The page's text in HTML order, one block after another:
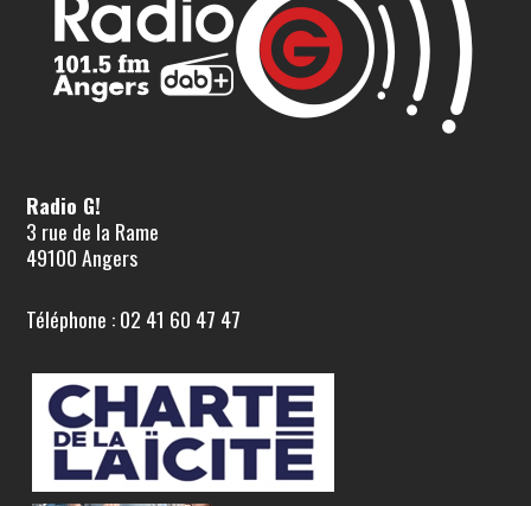
Radio G!
3 rue de la Rame
49100 Angers
Téléphone : 02 41 60 47 47